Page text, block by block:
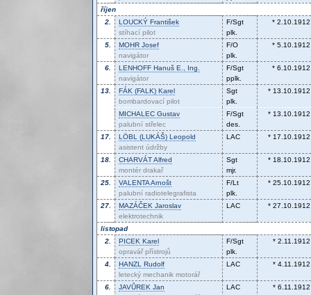
říjen
2.
LOUCKÝ František
stíhací pilot
F/Sgt
plk.
* 2.10.1912
5. MOHR Josef
navigátor
F/O
plk.
* 5.10.1912
6. LENHOFF Hanuš E., Ing.
navigátor
F/Sgt
pplk.
* 6.10.1912
13. FÁK (FALK) Karel
bombardovací pilot
Sgt
plk.
* 13.10.1912
MICHALEC Gustav
palubní střelec
F/Sgt
des.
* 13.10.1912
17. LÖBL (LUKÁŠ) Leopold
asistent údržby
LAC * 17.10.1912
18. CHARVÁTAlfred
montér drakař
Sgt
mjr.
* 18.10.1912
25. VALENTAArnošt
palubní radiotelegrafista
F/Lt
plk.
* 25.10.1912
27. MAZÁČEK Jaroslav
elektrotechnik
LAC * 27.10.1912
listopad
2.
PICEK Karel
opravář přístrojů
F/Sgt
plk.
* 2.11.1912
4. HANZL
Rudolf
letecký mechanik motorář
LAC * 4.11.1912
6. JAVŮREK Jan
LAC * 6.11.1912